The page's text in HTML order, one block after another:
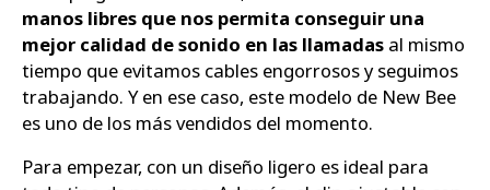
manos libres que nos permita conseguir una
mejor calidad de sonido en las llamadas al mismo
tiempo que evitamos cables engorrosos y seguimos
trabajando. Y en ese caso, este modelo de New Bee
es uno de los más vendidos del momento.
Para empezar, con un diseño ligero es ideal para